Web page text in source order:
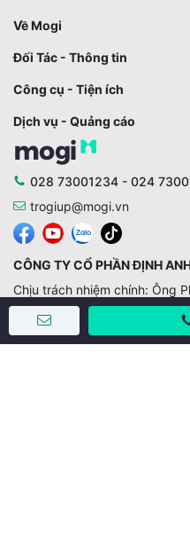
Về Mogi
Đối Tác - Thông tin
Công cụ - Tiện ích
Dịch vụ - Quảng cáo
028 73001234 - 024
trogiup@mogi.vn
CÔNG TY CỔ PHẦN ĐỊNH
Chịu trách nhiệm chính: Ông
Giấy phép số: 429/GP-
11/10/2019